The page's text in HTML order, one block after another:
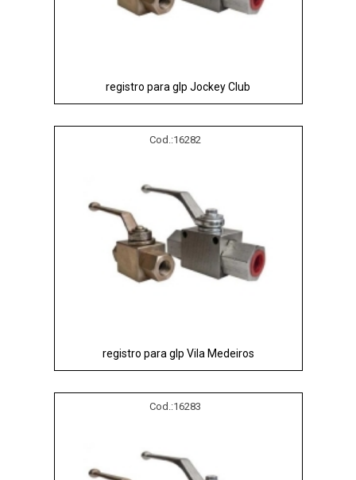
registro para glp Jockey Club
Cod.:16282
registro para glp Vila Medeiros
Cod.:16283